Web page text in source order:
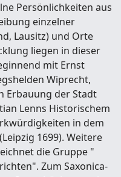
Persönlichkeiten aus
einzelner
Lausitz) und Orte
liegen in dieser
mit Ernst
Wiprecht,
Erbauung der Stadt
Lenns Historischem
in dem
1699). Weitere
die Gruppe "
Zum Saxonica-